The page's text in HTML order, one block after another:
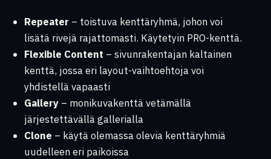
Repeater – toistuva kenttäryhmä, johon voi
lisätä rivejä rajattomasti. Käytetyin PRO-kenttä.
Flexible Content – sivunrakentajan kaltainen
kenttä, jossa eri layout-vaihtoehtoja voi
yhdistellä vapaasti
Gallery – monikuvakenttä vetämällä
järjestettävällä gallerialla
Clone – käytä olemassa olevia kenttäryhmiä
uudelleen eri paikoissa